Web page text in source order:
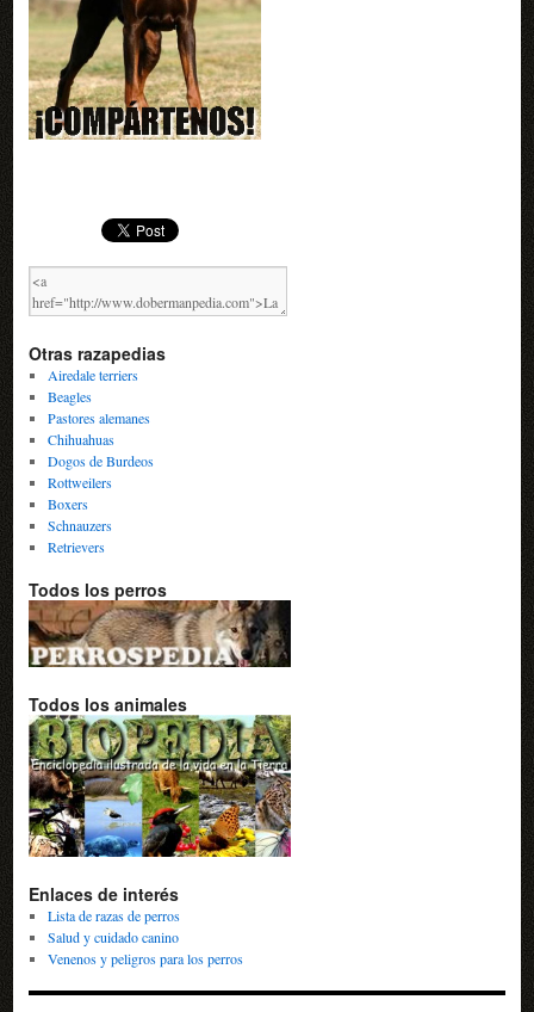
Otras razapedias
Airedale terriers
Beagles
Pastores alemanes
Chihuahuas
Dogos de Burdeos
Rottweilers
Boxers
Schnauzers
Retrievers
Todos los perros
Todos los animales
Enlaces de interés
Lista de razas de perros
Salud y cuidado canino
Venenos y peligros para los perros